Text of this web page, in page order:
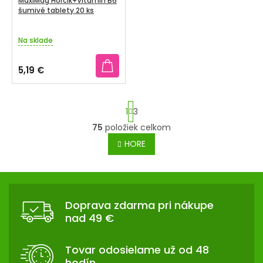
šumivé tablety 20 ks
Na sklade
5,19 €
O
v
l
á
d
c
p
S
t
r
á
n
o
v
a
n
1 3
75 položiek celkom
HORE
Doprava zdarma pri nákupe
nad 49 €
Tovar odosielame už od 48